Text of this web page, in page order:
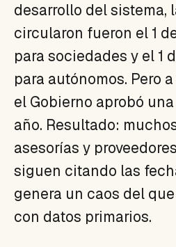
desarrollo del sistema,
circularon fueron el 1
para sociedades y el 1
para autónomos. Pero
el Gobierno aprobó
año. Resultado:
asesorías y
siguen citando las
genera un caos del
con datos primarios.